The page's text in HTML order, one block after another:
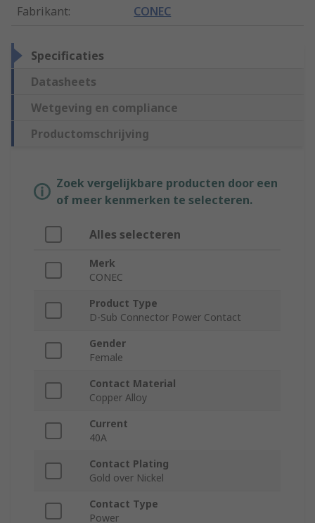
Fabrikant: CONEC
Specificaties
Datasheets
Wetgeving en compliance
Productomschrijving
Zoek vergelijkbare producten door een
of meer kenmerken te selecteren.
Alles selecteren
Merk
CONEC
Product Type
D-Sub Connector Power Contact
Gender
Female
Contact Material
Copper Alloy
Current
40A
Contact Plating
Gold over Nickel
Contact Type
Power